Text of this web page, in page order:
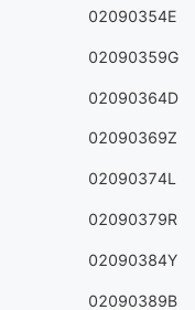
02090354E
02090359G
02090364D
02090369Z
02090374L
02090379R
02090384Y
02090389B